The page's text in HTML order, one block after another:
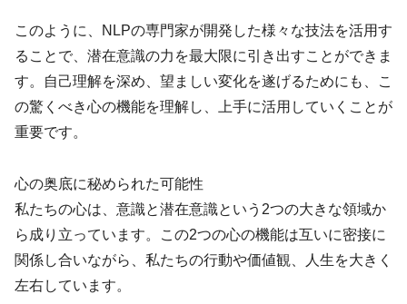
このように、NLPの専門家が開発した様々な技法を活用す
ることで、潜在意識の力を最大限に引き出すことができま
す。自己理解を深め、望ましい変化を遂げるためにも、こ
の驚くべき心の機能を理解し、上手に活用していくことが
重要です。
心の奥底に秘められた可能性
私たちの心は、意識と潜在意識という2つの大きな領域か
ら成り立っています。この2つの心の機能は互いに密接に
関係し合いながら、私たちの行動や価値観、人生を大きく
左右しています。